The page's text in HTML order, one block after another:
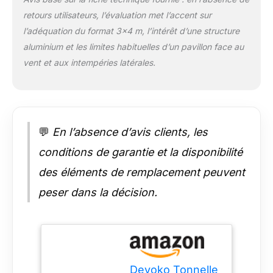
une longue durée de
vie en plein air dans
des conditions
météorologiques
une variété de
scénarios, qu'il
s'agisse d'une petite
réunion ou d'une fête
de famille, elle peut
offrir une expérience
Lumière et vue
dégagée : le haut de
la tonnelle est équipé
de 16 panneaux
retours utilisateurs, l’évaluation met l’accent sur
l’adéquation du format 3×4 m, l’intérêt d’une structure
aluminium et les limites habituelles d’un pavillon face au
vent et aux intempéries latérales.
💬 En l’absence d’avis clients, les
conditions de garantie et la disponibilité
des éléments de remplacement peuvent
peser dans la décision.
Devoko Tonnelle